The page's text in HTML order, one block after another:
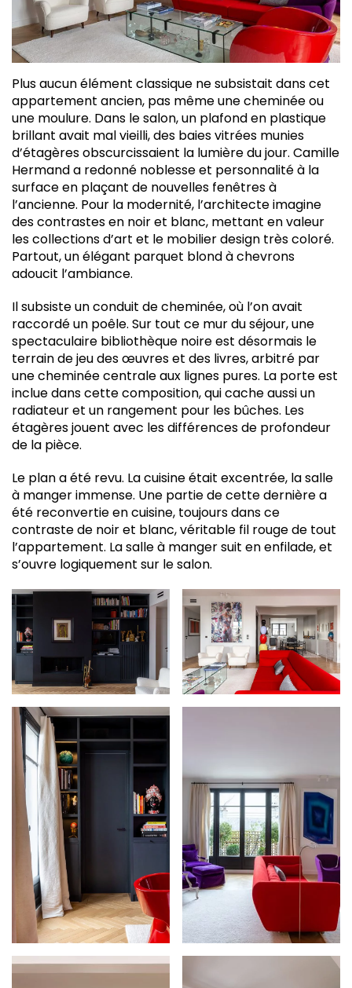
Plus aucun élément classique ne subsistait dans cet
appartement ancien, pas même une cheminée ou
une moulure. Dans le salon, un plafond en plastique
brillant avait mal vieilli, des baies vitrées munies
d’étagères obscurcissaient la lumière du jour. Camille
Hermand a redonné noblesse et personnalité à la
surface en plaçant de nouvelles fenêtres à
l’ancienne. Pour la modernité, l’architecte imagine
des contrastes en noir et blanc, mettant en valeur
les collections d’art et le mobilier design très coloré.
Partout, un élégant parquet blond à chevrons
adoucit l’ambiance.
Il subsiste un conduit de cheminée, où l’on avait
raccordé un poêle. Sur tout ce mur du séjour, une
spectaculaire bibliothèque noire est désormais le
terrain de jeu des œuvres et des livres, arbitré par
une cheminée centrale aux lignes pures. La porte est
inclue dans cette composition, qui cache aussi un
radiateur et un rangement pour les bûches. Les
étagères jouent avec les différences de profondeur
de la pièce.
Le plan a été revu. La cuisine était excentrée, la salle
à manger immense. Une partie de cette dernière a
été reconvertie en cuisine, toujours dans ce
contraste de noir et blanc, véritable fil rouge de tout
l’appartement. La salle à manger suit en enfilade, et
s’ouvre logiquement sur le salon.